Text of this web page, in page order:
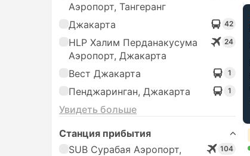
Аэропорт, Тангеранг
Джакарта 42
HLP Халим Перданакусума
Аэропорт, Джакарта
24
Вест Джакарта 1
Пенджаринган, Джакарта 1
Увидеть больше
Станция прибытия
SUB Сурабая Аэропорт,
104